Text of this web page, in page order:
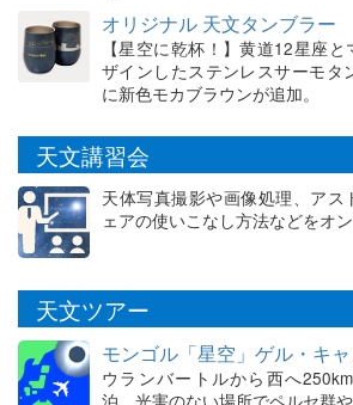
オリジナル 天文タンブラー
【星空に乾杯！】黄道12星座
ザインしたステンレスサーモタ
に新色モカブラウンが追加。
天文講習会
天体写真撮影や画像処理、アス
ェアの使いこなし方法などをオ
天文ツアー
モンゴル「星空」ゲル・キ
ウランバートルから西へ